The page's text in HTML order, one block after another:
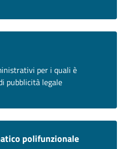
per i quali è
pubblicità legale
polifunzionale